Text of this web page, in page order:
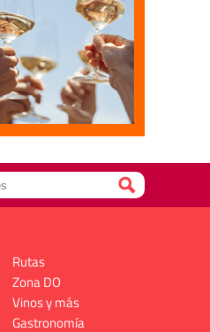
Rutas
Zona DO
Vinos y más
Gastronomía